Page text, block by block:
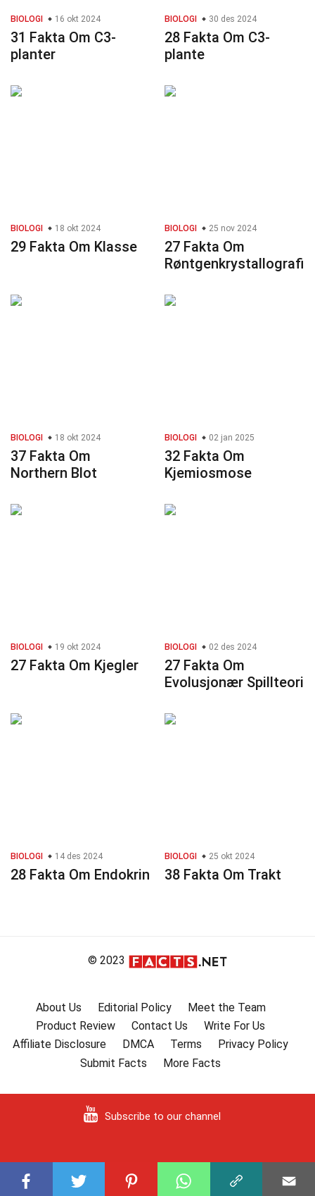
BIOLOGI 16 okt 2024
31 Fakta Om C3-
planter
BIOLOGI 30 des 2024
28 Fakta Om C3-
plante
BIOLOGI 18 okt 2024
29 Fakta Om Klasse
BIOLOGI 25 nov 2024
27 Fakta Om
Røntgenkrystallografi
BIOLOGI 18 okt 2024
37 Fakta Om
Northern Blot
BIOLOGI 02 jan 2025
32 Fakta Om
Kjemiosmose
BIOLOGI 19 okt 2024
27 Fakta Om Kjegler
BIOLOGI 02 des 2024
27 Fakta Om
Evolusjonær Spillteori
BIOLOGI 14 des 2024
28 Fakta Om Endokrin
BIOLOGI 25 okt 2024
38 Fakta Om Trakt
© 2023
About Us Editorial Policy
Meet the Team
Product Review
Contact Us
Write For Us
Affiliate Disclosure
DMCA Terms
Privacy Policy
Submit Facts
More Facts
Subscribe to our channel